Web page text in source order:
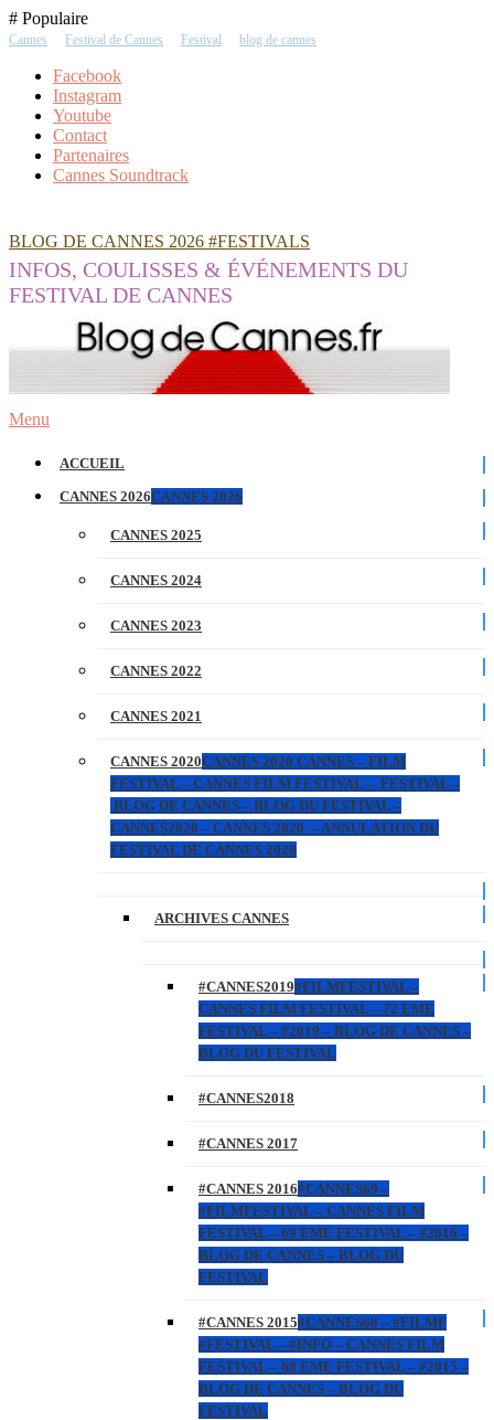
Skip
To
# Populaire
Cannes Festival de Cannes Festival blog de cannes
Facebook
Instagram
Youtube
Contact
Partenaires
Cannes Soundtrack
BLOG DE CANNES 2026 #FESTIVALS
INFOS, COULISSES & ÉVÉNEMENTS DU
FESTIVAL DE CANNES
Menu
ACCUEIL
CANNES 2026CANNES 2026
CANNES 2025
CANNES 2024
CANNES 2023
CANNES 2022
CANNES 2021
CANNES 2020CANNES 2020 CANNES – FILM
FESTIVAL – CANNES FILM FESTIVAL – FESTIVAL –
BLOG DE CANNES – BLOG DU FESTIVAL –
CANNES2020 – CANNES 2020 – ANNULATION DU
FESTIVAL DE CANNES 2020
ARCHIVES CANNES
#CANNES2019#FILMFESTIVAL –
CANNES FILM FESTIVAL – 72 EME
FESTIVAL – #2019 – BLOG DE CANNES –
BLOG DU FESTIVAL
#CANNES2018
#CANNES 2017
#CANNES 2016#CANNES69 –
#FILMFESTIVAL – CANNES FILM
FESTIVAL – 69 EME FESTIVAL – #2016 –
BLOG DE CANNES – BLOG DU
FESTIVAL
#CANNES 2015#CANNES68 – #FILMF
#FESTIVAL – #INFO – CANNES FILM
FESTIVAL – 68 EME FESTIVAL – #2015 –
BLOG DE CANNES – BLOG DU
FESTIVAL